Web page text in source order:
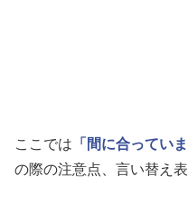
ここでは 「間に合ってい
の際の注意点、言い替え